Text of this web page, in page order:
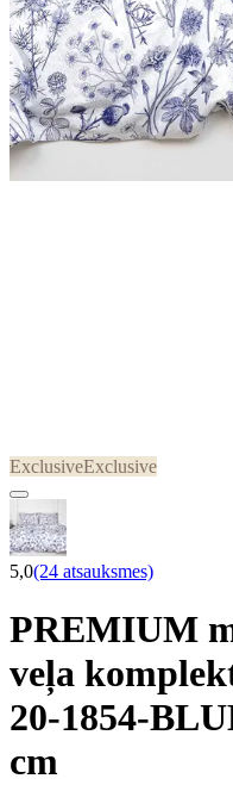
ExclusiveExclusive
5,0(24 atsauksmes)
PREMIUM
veļa
20-1854-
cm